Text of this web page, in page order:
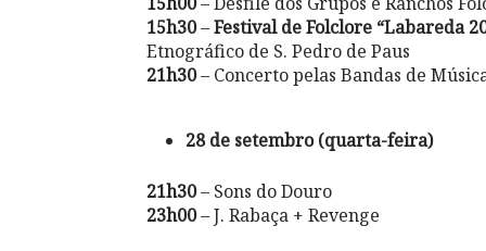
15h30–Festival de Folclore “Labareda
Etnográfico de S. Pedro de Paus
21h30– Concerto pelas Bandas de
28 de setembro (quarta-feira)
21h30– Sons do Douro
23h00– J. Rabaça + Revenge